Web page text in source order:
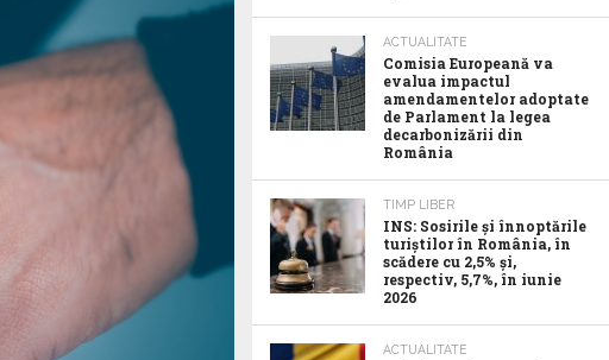
ACTUALITATE
Comisia Europeană va
evalua impactul
amendamentelor adoptate
de Parlament la legea
decarbonizării din
România
TIMP LIBER
INS: Sosirile și înnoptările
turiștilor în România, în
scădere cu 2,5% și,
respectiv, 5,7%, în iunie
2026
ACTUALITATE